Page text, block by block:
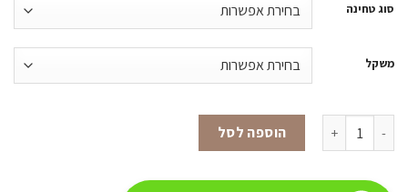
סוג טחינה
משקל
כמות של קולומביה LA ESPERANZA CASTILLO HONEY הוספה לסל